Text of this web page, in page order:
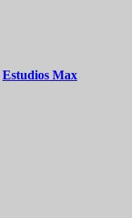
Estudios Max